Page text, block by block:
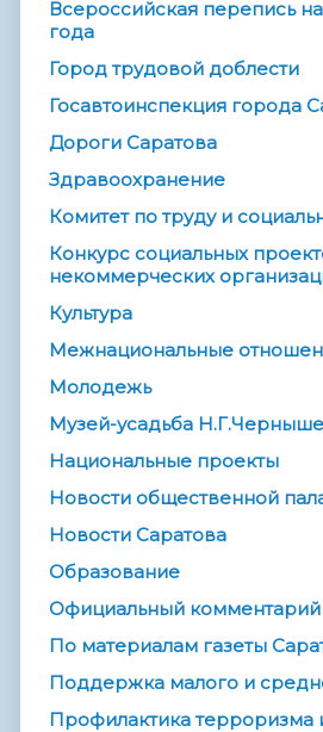
Всероссийская перепись
года
Город трудовой доблести
Госавтоинспекция города
Дороги Саратова
Здравоохранение
Комитет по труду и
Конкурс социальных
некоммерческих
Культура
Межнациональные
Молодежь
Музей-усадьба
Национальные проекты
Новости общественной
Новости Саратова
Образование
Официальный комментарий
По материалам газеты
Поддержка малого и
Профилактика терроризма